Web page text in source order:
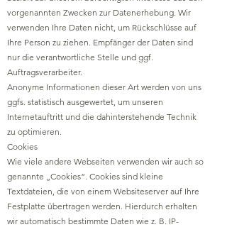
vorgenannten Zwecken zur Datenerhebung. Wir
verwenden Ihre Daten nicht, um Rückschlüsse auf
Ihre Person zu ziehen. Empfänger der Daten sind
nur die verantwortliche Stelle und ggf.
Auftragsverarbeiter.
Anonyme Informationen dieser Art werden von uns
ggfs. statistisch ausgewertet, um unseren
Internetauftritt und die dahinterstehende Technik
zu optimieren.
Cookies
Wie viele andere Webseiten verwenden wir auch so
genannte „Cookies“. Cookies sind kleine
Textdateien, die von einem Websiteserver auf Ihre
Festplatte übertragen werden. Hierdurch erhalten
wir automatisch bestimmte Daten wie z. B. IP-